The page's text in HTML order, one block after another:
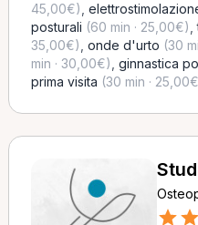
45,00€)
posturali (60 min · 25,00€) ,
35,00€) onde d'urto (30
min · 30,00€) ginnastica
prima visita (30 min ·